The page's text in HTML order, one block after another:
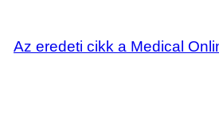
Az eredeti cikk a Medical